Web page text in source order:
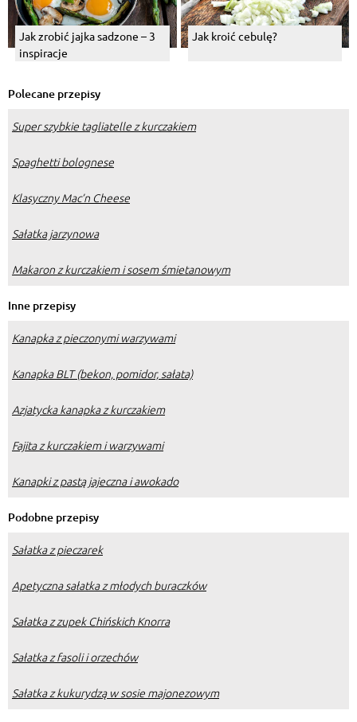
Jak zrobić jajka sadzone – 3
inspiracje
Jak kroić cebulę?
Polecane przepisy
Super szybkie tagliatelle z kurczakiem
Spaghetti bolognese
Klasyczny Mac’n Cheese
Sałatka jarzynowa
Makaron z kurczakiem i sosem śmietanowym
Inne przepisy
Kanapka z pieczonymi warzywami
Kanapka BLT (bekon, pomidor, sałata)
Azjatycka kanapka z kurczakiem
Fajita z kurczakiem i warzywami
Kanapki z pastą jajeczna i awokado
Podobne przepisy
Sałatka z pieczarek
Apetyczna sałatka z młodych buraczków
Sałatka z zupek Chińskich Knorra
Sałatka z fasoli i orzechów
Sałatka z kukurydzą w sosie majonezowym